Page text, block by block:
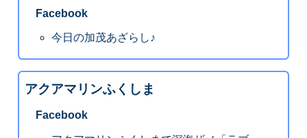
Facebook
今日の加茂あざらし♪
アクアマリンふくしま
Facebook